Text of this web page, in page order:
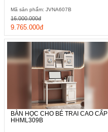
Mã sản phẩm: JVNA607B
9.765.000đ
16.000.000đ
BÀN HỌC CHO BÉ TRAI CAO CẤP
HHML309B